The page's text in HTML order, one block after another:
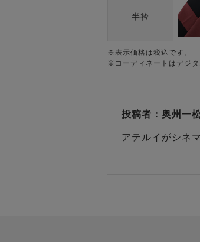
半衿
※表示価格は税込です。
※コーディネートはデジ
投稿者： 奥州一
アテルイがシネ